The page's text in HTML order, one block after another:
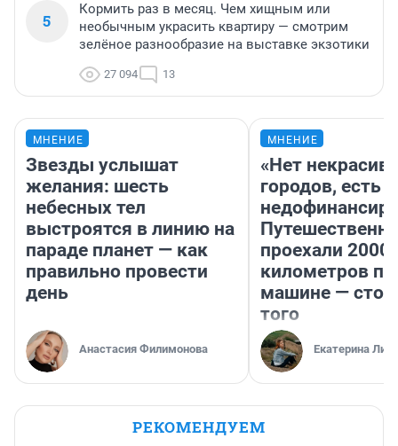
5
Кормить раз в месяц. Чем хищным или
необычным украсить квартиру — смотрим
зелёное разнообразие на выставке экзотики
27 094 13
МНЕНИЕ
Звезды услышат
желания: шесть
небесных тел
выстроятся в линию на
параде планет — как
правильно провести
день
Анастасия Филимонова
МНЕНИЕ
«Нет
городов, есть
проехали 2000
километров по
машине —
того
Екатерина
РЕКОМЕНДУЕМ